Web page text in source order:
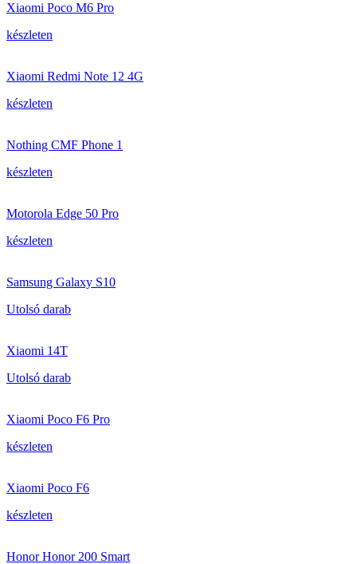
Xiaomi Poco M6 Pro
készleten
Xiaomi Redmi Note 12 4G
készleten
Nothing CMF Phone 1
készleten
Motorola Edge 50 Pro
készleten
Samsung Galaxy S10
Utolsó darab
Xiaomi 14T
Utolsó darab
Xiaomi Poco F6 Pro
készleten
Xiaomi Poco F6
készleten
Honor Honor 200 Smart